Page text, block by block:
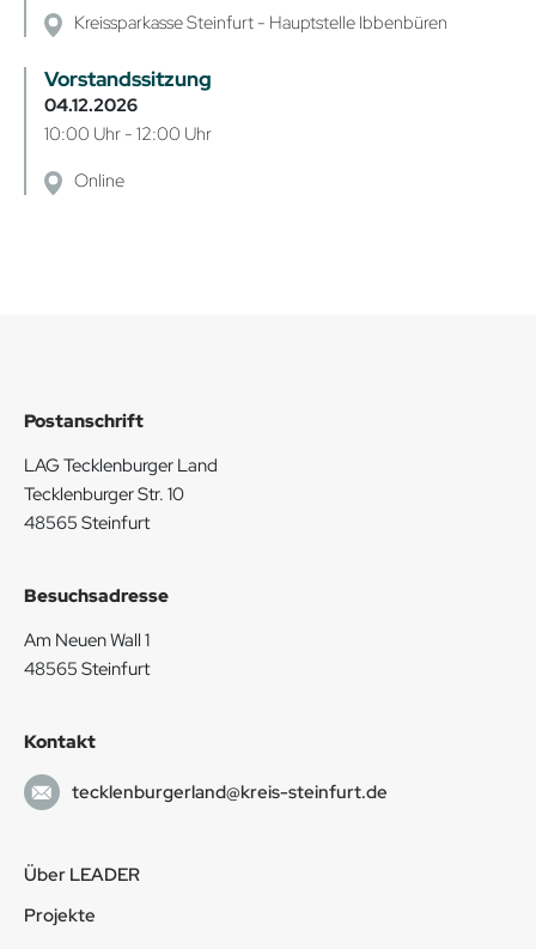
Kreissparkasse Steinfurt - Hauptstelle Ibbenbüren
Vorstandssitzung
04.12.2026
10:00 Uhr - 12:00 Uhr
Online
Postanschrift
LAG Tecklenburger Land
Tecklenburger Str. 10
48565 Steinfurt
Besuchsadresse
Am Neuen Wall 1
48565 Steinfurt
Kontakt
tecklenburgerland@kreis-steinfurt.de
Über LEADER
Projekte